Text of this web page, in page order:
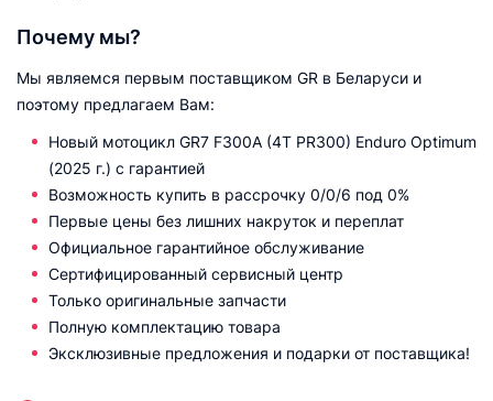
Почему мы?
Мы являемся первым поставщиком GR в Беларуси и
поэтому предлагаем Вам:
Новый мотоцикл GR7 F300A (4T PR300) Enduro Optimum
(2025 г.) с гарантией
Возможность купить в рассрочку 0/0/6 под 0%
Первые цены без лишних накруток и переплат
Официальное гарантийное обслуживание
Сертифицированный сервисный центр
Только оригинальные запчасти
Полную комплектацию товара
Эксклюзивные предложения и подарки от поставщика!